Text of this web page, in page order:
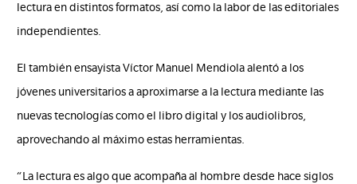
lectura en distintos formatos, así como la labor de las editoriales
independientes.
El también ensayista Víctor Manuel Mendiola alentó a los
jóvenes universitarios a aproximarse a la lectura mediante las
nuevas tecnologías como el libro digital y los audiolibros,
aprovechando al máximo estas herramientas.
“La lectura es algo que acompaña al hombre desde hace siglos